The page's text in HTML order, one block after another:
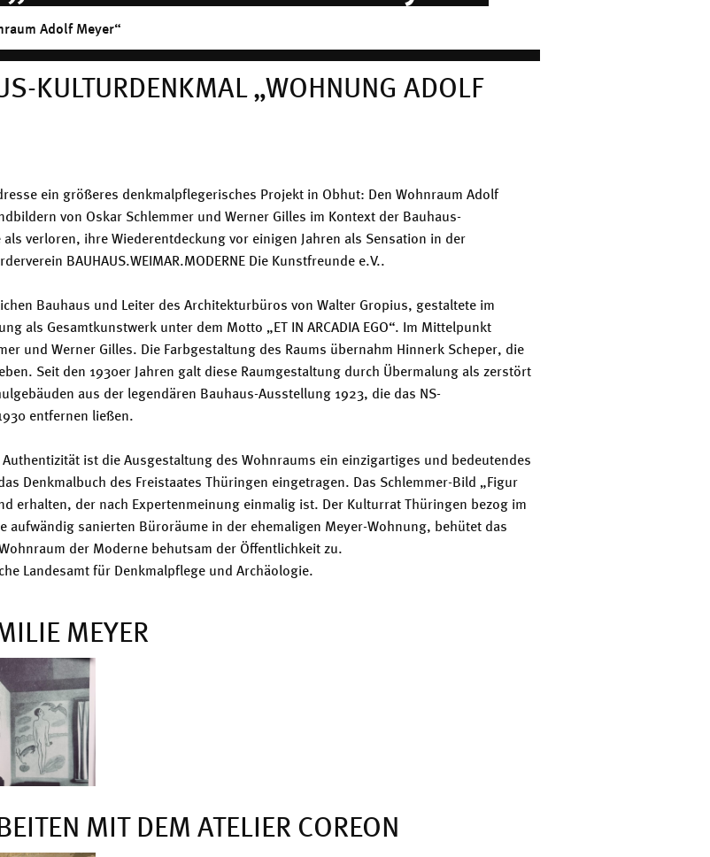
Adolf Meyer“
KULTURDENKMAL „WOHNUNG ADOLF
ein größeres denkmalpflegerisches Projekt in Obhut: Den Wohnraum Adolf
von Oskar Schlemmer und Werner Gilles im Kontext der Bauhaus-
verloren, ihre Wiederentdeckung vor einigen Jahren als Sensation in der
BAUHAUS.WEIMAR.MODERNE Die Kunstfreunde e.V..
Bauhaus und Leiter des Architekturbüros von Walter Gropius, gestaltete im
als Gesamtkunstwerk unter dem Motto „ET IN ARCADIA EGO“. Im Mittelpunkt
und Werner Gilles. Die Farbgestaltung des Raums übernahm Hinnerk Scheper, die
Seit den 1930er Jahren galt diese Raumgestaltung durch Übermalung als zerstört
aus der legendären Bauhaus-Ausstellung 1923, die das NS-
entfernen ließen.
ist die Ausgestaltung des Wohnraums ein einzigartiges und bedeutendes
Denkmalbuch des Freistaates Thüringen eingetragen. Das Schlemmer-Bild „Figur
erhalten, der nach Expertenmeinung einmalig ist. Der Kulturrat Thüringen bezog im
aufwändig sanierten Büroräume in der ehemaligen Meyer-Wohnung, behütet das
der Moderne behutsam der Öffentlichkeit zu.
Landesamt für Denkmalpflege und Archäologie.
MEYER
MIT DEM ATELIER COREON